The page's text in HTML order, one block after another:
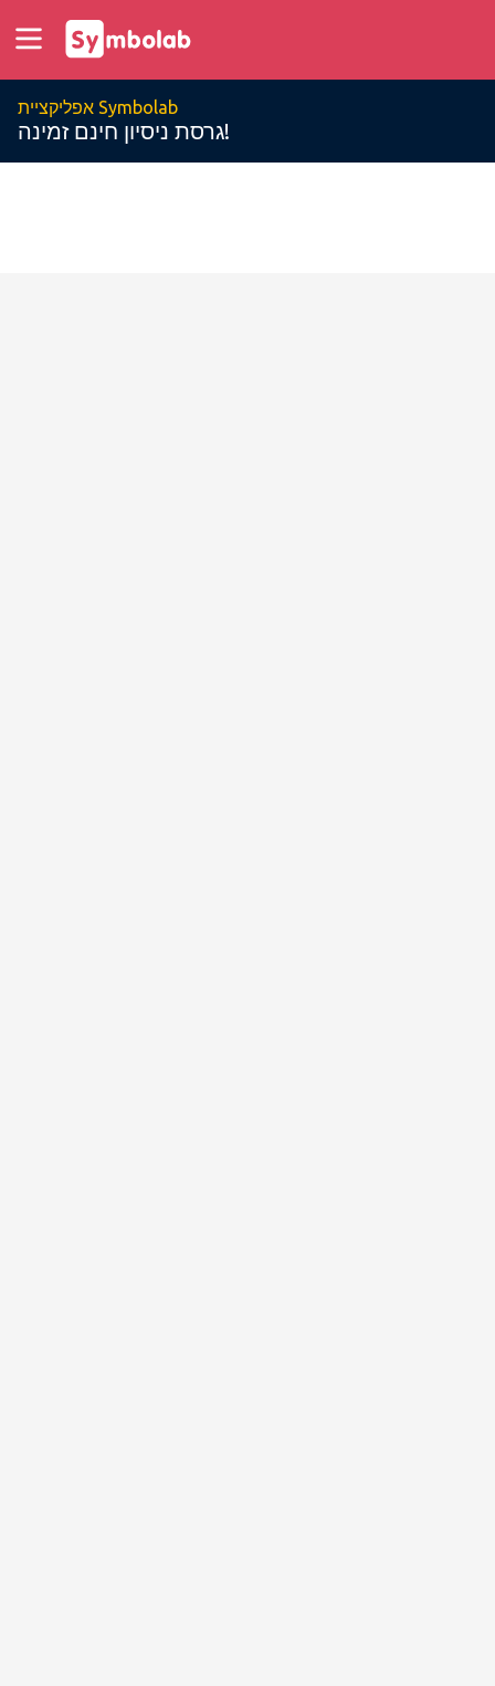
אפליקציית Symbolab
גרסת ניסיון חינם זמינה!